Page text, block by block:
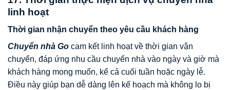
linh hoạt
Thời gian nhận chuyển theo yêu cầu khách hàng
Chuyển nhà Go cam kết linh hoạt về thời gian vận
chuyển, đáp ứng nhu cầu chuyển nhà vào ngày và giờ mà
khách hàng mong muốn, kể cả cuối tuần hoặc ngày lễ.
Điều này giúp bạn dễ dàng lên kế hoạch mà không lo bị